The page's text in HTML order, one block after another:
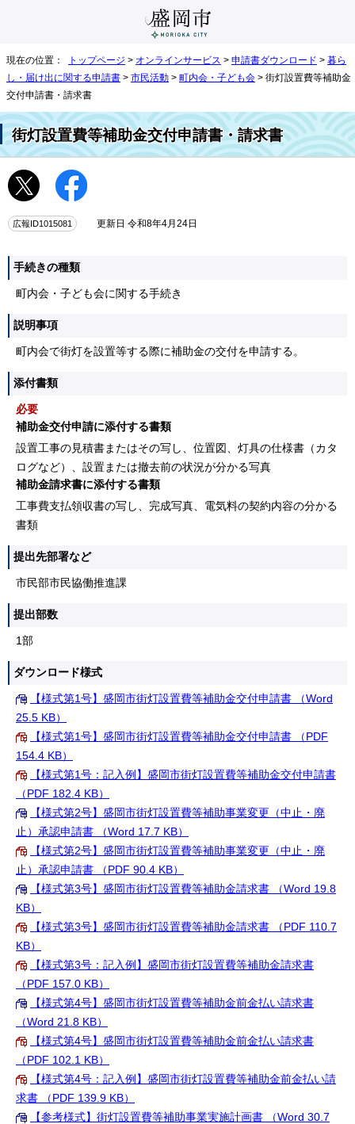
現在の位置： トップページ > オンラインサービス > 申請書ダウンロード > 暮ら
し・届け出に関する申請書 > 市民活動 > 町内会・子ども会 > 街灯設置費等補助金
交付申請書・請求書
街灯設置費等補助金交付申請書・請求書
広報ID1015081 更新日 令和8年4月24日
手続きの種類
町内会・子ども会に関する手続き
説明事項
町内会で街灯を設置等する際に補助金の交付を申請する。
添付書類
必要
補助金交付申請に添付する書類
設置工事の見積書またはその写し、位置図、灯具の仕様書（カタ
ログなど）、設置または撤去前の状況が分かる写真
補助金請求書に添付する書類
工事費支払領収書の写し、完成写真、電気料の契約内容の分かる
書類
提出先部署など
市民部市民協働推進課
提出部数
1部
ダウンロード様式
【様式第1号】盛岡市街灯設置費等補助金交付申請書 （Word
25.5 KB）
【様式第1号】盛岡市街灯設置費等補助金交付申請書 （PDF
154.4 KB）
【様式第1号：記入例】盛岡市街灯設置費等補助金交付申請書
（PDF 182.4 KB）
【様式第2号】盛岡市街灯設置費等補助事業変更（中止・廃
止）承認申請書 （Word 17.7 KB）
【様式第2号】盛岡市街灯設置費等補助事業変更（中止・廃
止）承認申請書 （PDF 90.4 KB）
【様式第3号】盛岡市街灯設置費等補助金請求書 （Word 19.8
KB）
【様式第3号】盛岡市街灯設置費等補助金請求書 （PDF 110.7
KB）
【様式第3号：記入例】盛岡市街灯設置費等補助金請求書
（PDF 157.0 KB）
【様式第4号】盛岡市街灯設置費等補助金前金払い請求書
（Word 21.8 KB）
【様式第4号】盛岡市街灯設置費等補助金前金払い請求書
（PDF 102.1 KB）
【様式第4号：記入例】盛岡市街灯設置費等補助金前金払い請
求書 （PDF 139.9 KB）
【参考様式】街灯設置費等補助事業実施計画書 （Word 30.7